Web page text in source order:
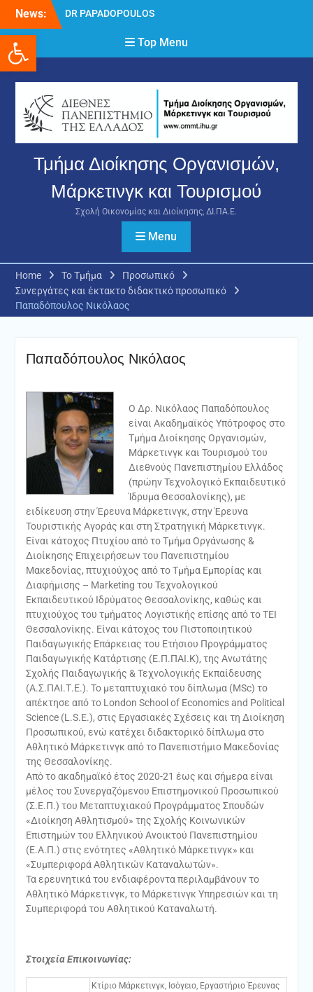
Ανοίξτε τη γραμμή εργαλείων
content
News:
DR PAPADOPOULOS
Δρ Παπαδόπουλος
Νικόλαος
δικαιολογητικών και
ενστάσεων για τη
χορήγηση του
στεγαστικού επιδόματος
ακαδημαϊκού έτους 2025-
2026.
Top Menu
Τμήμα Διοίκησης Οργανισμών,
Μάρκετινγκ και Τουρισμού
Σχολή Οικονομίας και Διοίκησης, ΔΙ.ΠΑ.Ε.
Menu
Home Το Τμήμα
Προσωπικό
Συνεργάτες και έκτακτο διδακτικό προσωπικό
Παπαδόπουλος Νικόλαος
Παπαδόπουλος Νικόλαος
Ο Δρ. Νικόλαος Παπαδόπουλος
είναι Ακαδημαϊκός Υπότροφος στο
Τμήμα Διοίκησης Οργανισμών,
Μάρκετινγκ και Τουρισμού του
Διεθνούς Πανεπιστημίου Ελλάδος
(πρώην Τεχνολογικό Εκπαιδευτικό
Ίδρυμα Θεσσαλονίκης), με
ειδίκευση στην Έρευνα Μάρκετινγκ, στην Έρευνα
Τουριστικής Αγοράς και στη Στρατηγική Μάρκετινγκ.
Είναι κάτοχος Πτυχίου από το Τμήμα Οργάνωσης &
Διοίκησης Επιχειρήσεων του Πανεπιστημίου
Μακεδονίας, πτυχιούχος από το Τμήμα Εμπορίας και
Διαφήμισης – Marketing του Τεχνολογικού
Εκπαιδευτικού Ιδρύματος Θεσσαλονίκης, καθώς και
πτυχιούχος του τμήματος Λογιστικής επίσης από το ΤΕΙ
Θεσσαλονίκης. Είναι κάτοχος του Πιστοποιητικού
Παιδαγωγικής Επάρκειας του Ετήσιου Προγράμματος
Παιδαγωγικής Κατάρτισης (Ε.Π.ΠΑΙ.Κ), της Ανωτάτης
Σχολής Παιδαγωγικής & Τεχνολογικής Εκπαίδευσης
(Α.Σ.ΠΑΙ.Τ.Ε.). Το μεταπτυχιακό του δίπλωμα (MSc) το
απέκτησε από το London School of Economics and Political
Science (L.S.E.), στις Εργασιακές Σχέσεις και τη Διοίκηση
Προσωπικού, ενώ κατέχει διδακτορικό δίπλωμα στο
Αθλητικό Μάρκετινγκ από το Πανεπιστήμιο Μακεδονίας
της Θεσσαλονίκης.
Από το ακαδημαϊκό έτος 2020-21 έως και σήμερα είναι
μέλος του Συνεργαζόμενου Επιστημονικού Προσωπικού
(Σ.Ε.Π.) του Μεταπτυχιακού Προγράμματος Σπουδών
«Διοίκηση Αθλητισμού» της Σχολής Κοινωνικών
Επιστημών του Ελληνικού Ανοικτού Πανεπιστημίου
(Ε.Α.Π.) στις ενότητες «Αθλητικό Μάρκετινγκ» και
«Συμπεριφορά Αθλητικών Καταναλωτών».
Τα ερευνητικά του ενδιαφέροντα περιλαμβάνουν το
Αθλητικό Μάρκετινγκ, το Μάρκετινγκ Υπηρεσιών και τη
Συμπεριφορά του Αθλητικού Καταναλωτή.
Στοιχεία Επικοινωνίας:
Κτίριο Μάρκετινγκ, Ισόγειο, Εργαστήριο Έρευνας